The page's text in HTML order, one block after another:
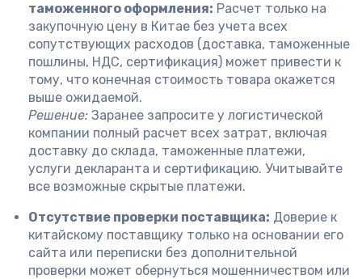
таможенного оформления: Расчет только на
закупочную цену в Китае без учета всех
сопутствующих расходов (доставка, таможенные
пошлины, НДС, сертификация) может привести к
тому, что конечная стоимость товара окажется
выше ожидаемой.
Решение: Заранее запросите у логистической
компании полный расчет всех затрат, включая
доставку до склада, таможенные платежи,
услуги декларанта и сертификацию. Учитывайте
все возможные скрытые платежи.
Отсутствие проверки поставщика: Доверие к
китайскому поставщику только на основании его
сайта или переписки без дополнительной
проверки может обернуться мошенничеством или